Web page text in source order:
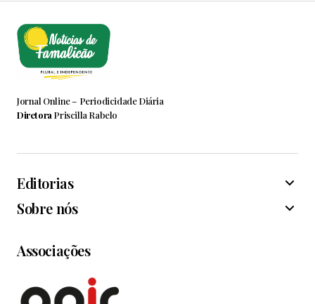
Jornal Online – Periodicidade Diária
Diretora Priscilla Rabelo
Editorias
Sobre nós
Associações